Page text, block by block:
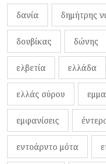
δανία δημήτρης
δουβίκας δώνης
ελβετία ελλάδα
ελλάς σύρου
εμφανίσεις
εντοάρντο μότα